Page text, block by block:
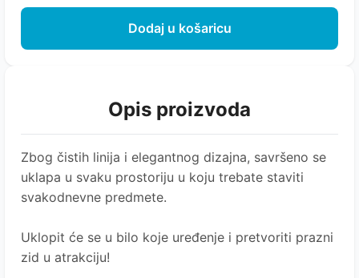
Dodaj u košaricu
Opis proizvoda
Zbog čistih linija i elegantnog dizajna, savršeno se
uklapa u svaku prostoriju u koju trebate staviti
svakodnevne predmete.
Uklopit će se u bilo koje uređenje i pretvoriti prazni
zid u atrakciju!